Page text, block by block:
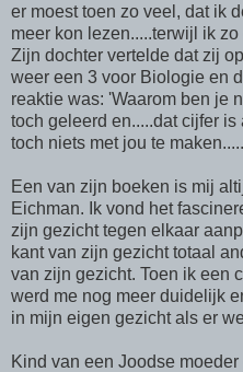
er moest toen zo veel, dat ik
meer kon lezen.....terwijl ik zo
Zijn dochter vertelde dat zij
weer een 3 voor Biologie en
reaktie was: 'Waarom ben je
toch geleerd en.....dat cijfer
toch niets met jou te
Een van zijn boeken is mij
Eichman. Ik vond het
zijn gezicht tegen elkaar
kant van zijn gezicht totaal
van zijn gezicht. Toen ik een
werd me nog meer duidelijk
in mijn eigen gezicht als er
Kind van een Joodse